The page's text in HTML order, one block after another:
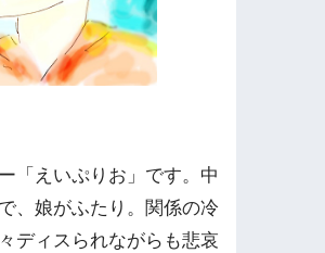
「えいぷりお」です。中
、娘がふたり。関係の冷
ディスられながらも悲哀